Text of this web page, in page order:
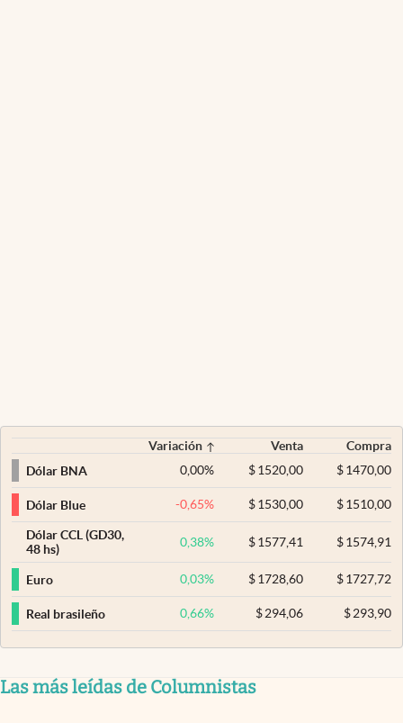
Variación Venta
Compra
Dólar BNA
0,00% $ 1520,00 $1470,00
Dólar Blue -0,65% $ 1530,00 $1510,00
Dólar CCL (GD30,
48 hs)
0,38% $ 1577,41 $1574,91
Euro 0,03% $ 1728,60 $1727,72
Real brasileño 0,66% $294,06 $293,90
Las más leídas de Columnistas